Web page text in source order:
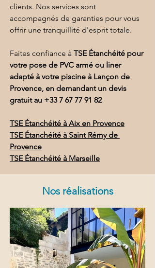
clients. Nos services sont
accompagnés de garanties pour vous
offrir une tranquillité d'esprit totale.
Faites confiance à TSE Étanchéité pour
votre pose de PVC armé ou liner
adapté à votre piscine à Lançon de
Provence, en demandant un devis
gratuit au +33 7 67 77 91 82
TSE Étanchéité à Aix en Provence
TSE Étanchéité à Saint Rémy de
Provence
TSE Étanchéité à Marseille
Nos réalisations